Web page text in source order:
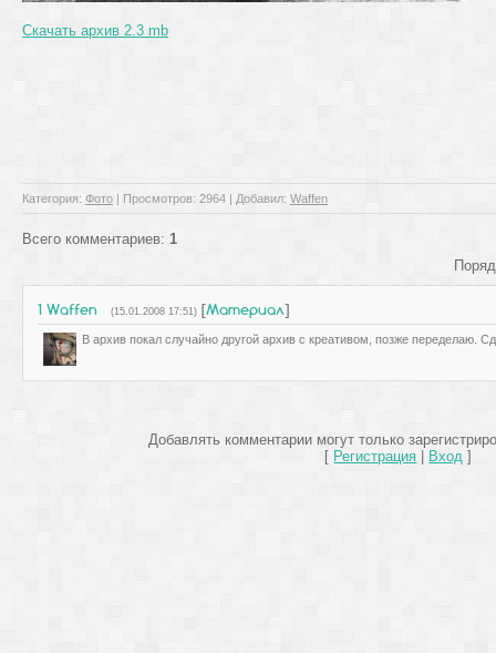
Скачать архив 2.3 mb
Категория: Фото | Просмотров: 2964 | Добавил: Waffen
Всего комментариев: 1
1 Waffen (15.01.2008 17:51) [Материал]
В архив покал случайно другой архив с креативом, позже переделаю.
Добавлять комментарии могут только
[ Регистрация Вход ]